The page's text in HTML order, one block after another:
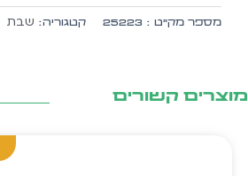
מספר מק״ט :25223 קטגוריה: שבת
קשורים